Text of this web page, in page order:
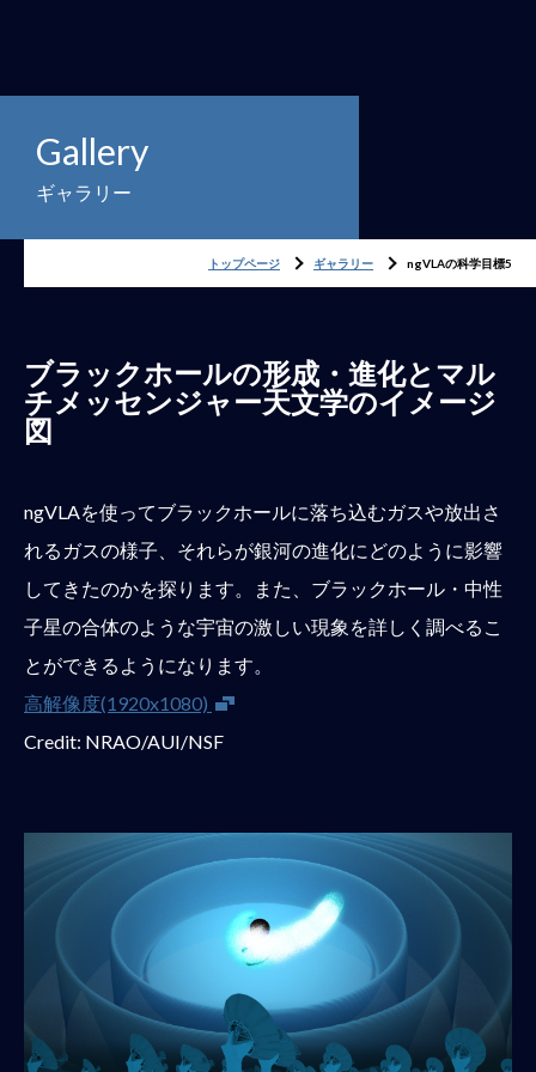
Gallery
ギャラリー
トップページ ギャラリー ngVLAの科学目標5
ブラックホールの形成・進化とマル
チメッセンジャー天文学のイメージ
図
ngVLAを使ってブラックホールに落ち込むガスや放出さ
れるガスの様子、それらが銀河の進化にどのように影響
してきたのかを探ります。また、ブラックホール・中性
子星の合体のような宇宙の激しい現象を詳しく調べるこ
とができるようになります。
高解像度(1920x1080)
新しいウインドウが開きます
Credit: NRAO/AUI/NSF